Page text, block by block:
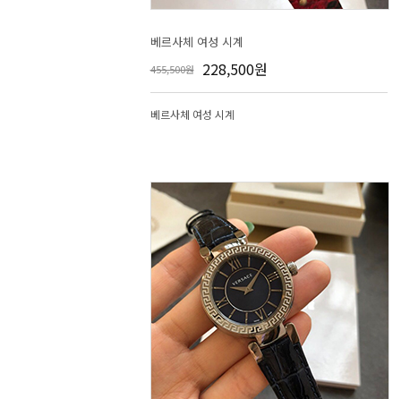
베르사체 여성 시계
455,500원 228,500원
베르사체 여성 시계